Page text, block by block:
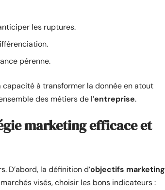
les ruptures.
pérenne.
capacité à transformer la donnée en atout
des métiers de l’entreprise.
marketing efficace et
D’abord, la définition d’objectifs marketing
visés, choisir les bons indicateurs :